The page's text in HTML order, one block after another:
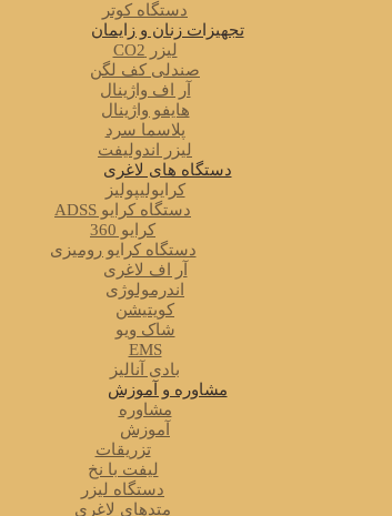
دستگاه کوتر
تجهیزات زنان و زایمان
لیزر CO2
صندلی کف لگن
آر اف واژینال
هایفو واژینال
پلاسما سرد
لیزر اندولیفت
دستگاه های لاغری
کرایولیپولیز
دستگاه کرایو ADSS
کرایو 360
دستگاه کرایو رومیزی
آر اف لاغری
اندرمولوژی
کویتیشن
شاک ویو
EMS
بادی آنالیز
مشاوره و آموزش
مشاوره
آموزش
تزریقات
لیفت با نخ
دستگاه لیزر
متدهای لاغری